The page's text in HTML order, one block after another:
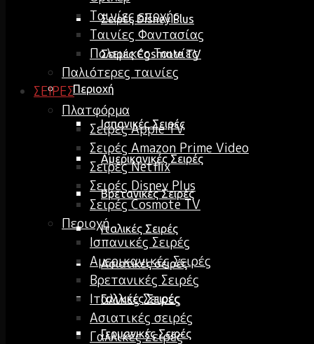
Σειρές Disney Plus
Σειρές Cosmote TV
Περιοχή
Ισπανικές Σειρές
Αμερικανικές Σειρές
Βρετανικές Σειρές
Ιταλικές Σειρές
Ασιατικές σειρές
Γαλλικές Σειρές
Γερμανικές Σειρές
Ταινίες εποχής
Ταινίες Φαντασίας
Πολεμικές Ταινίες
Παλιότερες ταινίες
ΣΕΙΡΕΣ
Πλατφόρμα
Σειρές Apple TV
Σειρές Amazon Prime Video
Σειρές Netflix
Σειρές Disney Plus
Σειρές Cosmote TV
Περιοχή
Ισπανικές Σειρές
Αμερικανικές Σειρές
Βρετανικές Σειρές
Ιταλικές Σειρές
Ασιατικές σειρές
Γαλλικές Σειρές